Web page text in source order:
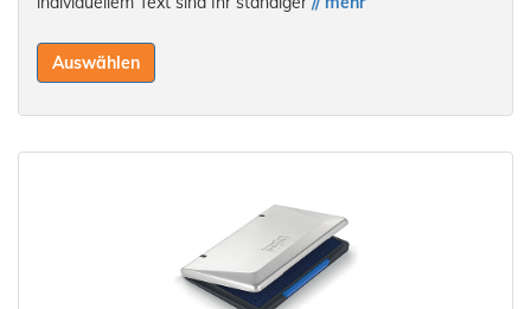
Auswählen